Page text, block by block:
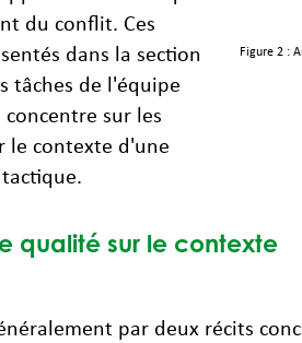
du conflit. Ces
dans la section
tâches de l'équipe
sur les
le contexte d'une
Figure 2 :
qualité sur le contexte
par deux récits